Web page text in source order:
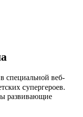
специальной веб-
cупергероев.
развивающие